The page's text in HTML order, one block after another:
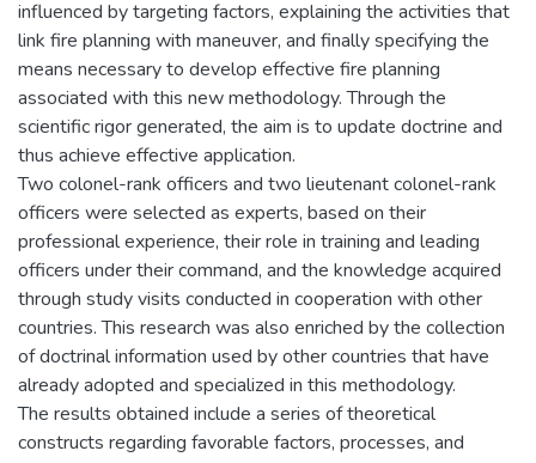
influenced by targeting factors, explaining the activities that
link fire planning with maneuver, and finally specifying the
means necessary to develop effective fire planning
associated with this new methodology. Through the
scientific rigor generated, the aim is to update doctrine and
thus achieve effective application.
Two colonel-rank officers and two lieutenant colonel-rank
officers were selected as experts, based on their
professional experience, their role in training and leading
officers under their command, and the knowledge acquired
through study visits conducted in cooperation with other
countries. This research was also enriched by the collection
of doctrinal information used by other countries that have
already adopted and specialized in this methodology.
The results obtained include a series of theoretical
constructs regarding favorable factors, processes, and